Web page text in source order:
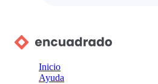
Inicio
Ayuda